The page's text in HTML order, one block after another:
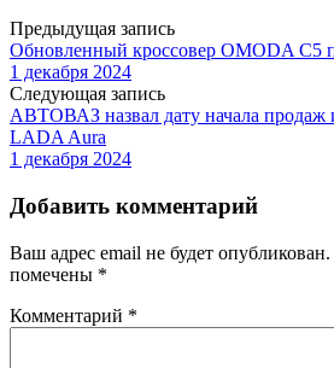
Предыдущая запись
Обновленный кроссовер OMODA C5
1 декабря 2024
Следующая запись
АВТОВАЗ назвал дату начала продаж
LADA Aura
1 декабря 2024
Добавить комментарий
Ваш адрес email не будет опубликован.
помечены *
Комментарий *